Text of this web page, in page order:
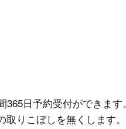
日予約受付ができます。
りこぼしを無くします。